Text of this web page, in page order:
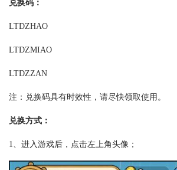
兑换码：
LTDZHAO
LTDZMIAO
LTDZZAN
注：兑换码具有时效性，请尽快领取使用。
兑换方式：
1、进入游戏后，点击左上角头像；